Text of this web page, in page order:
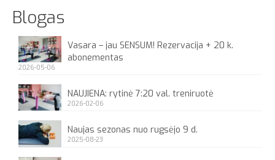
Blogas
Vasara – jau SENSUM! Rezervacija + 20 k.
abonementas
2026-05-06
NAUJIENA: rytinė 7:20 val. treniruotė
2026-02-06
Naujas sezonas nuo rugsėjo 9 d.
2025-08-23